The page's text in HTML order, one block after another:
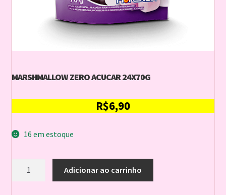
MARSHMALLOW ZERO ACUCAR 24X70G
R$6,90
16 em estoque
ZERO
Adicionar ao carrinho